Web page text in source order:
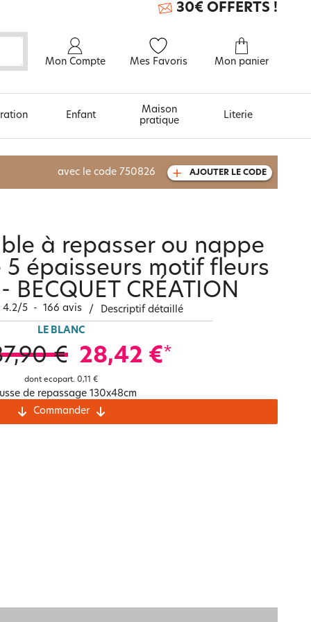
Mon Compte Mes Favoris Mon panier
30€ OFFERTS !
À découvrir aussi
Carte cadeau
La gaze de coton
Enfant
Maison
pratique
Literie
avec le code 750826 AJOUTER LE CODE
à repasser ou nappe
épaisseurs motif fleurs
BECQUET CRÉATION
4.2/5 - 166 avis / Descriptif détaillé
LE BLANC
€ 28,42 €*
dont ecopart. 0,11 €
de repassage 130x48cm
Commander